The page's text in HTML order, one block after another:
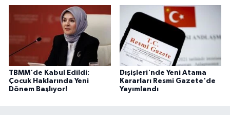
TBMM'de Kabul Edildi:
Çocuk Haklarında Yeni
Dönem Başlıyor!
Dışişleri'nde Yeni Atama
Kararları Resmi Gazete'de
Yayımlandı